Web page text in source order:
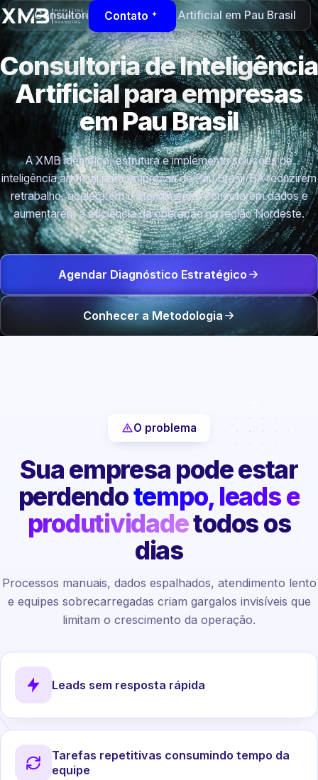
Contato
Consultoria de Inteligência Artificial em Pau Brasil
Consultoria de Inteligência
Artificial para empresas
em Pau Brasil
A XMB identifica, estrutura e implementa soluções de
inteligência artificial para empresas de Pau Brasil/BA reduzirem
retrabalho, acelerarem o atendimento, conectarem dados e
aumentarem a eficiência da operação na região Nordeste.
Agendar Diagnóstico Estratégico
Conhecer a Metodologia
O problema
Sua empresa pode estar
perdendotempo, leads e
produtividadetodos os
dias
Processos manuais, dados espalhados, atendimento lento
e equipes sobrecarregadas criam gargalos invisíveis que
limitam o crescimento da operação.
Leads sem resposta rápida
Tarefas repetitivas consumindo tempo da
equipe